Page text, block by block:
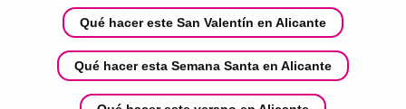
Qué hacer este San Valentín en Alicante
Qué hacer esta Semana Santa en Alicante